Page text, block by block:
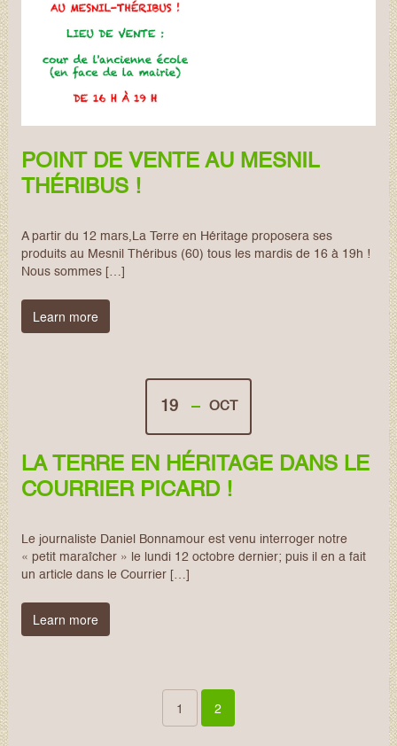
POINT DE VENTE AU MESNIL
THÉRIBUS !
A partir du 12 mars,La Terre en Héritage proposera ses
produits au Mesnil Théribus (60) tous les mardis de 16 à 19h !
Nous sommes […]
Learn more
19 OCT
LA TERRE EN HÉRITAGE DANS LE
COURRIER PICARD !
Le journaliste Daniel Bonnamour est venu interroger notre
« petit maraîcher » le lundi 12 octobre dernier; puis il en a fait
un article dans le Courrier […]
Learn more
1 2